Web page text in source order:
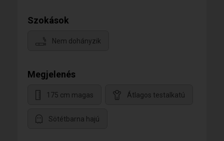
Szokások
Nem dohányzik
Megjelenés
175 cm magas Átlagos testalkatú
Sötétbarna hajú